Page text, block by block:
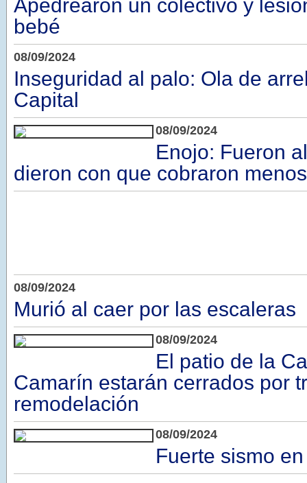
Apedrearon un colectivo y
bebé
08/09/2024
Inseguridad al palo: Ola de
Capital
08/09/2024
Enojo: Fueron
dieron con que cobraron menos
08/09/2024
Murió al caer por las escaleras
08/09/2024
El patio de la
Camarín estarán cerrados por
remodelación
08/09/2024
Fuerte sismo